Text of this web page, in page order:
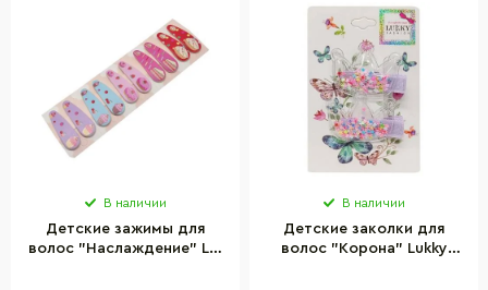
В наличии
Детские зажимы для
волос "Наслаждение" La-
В наличии
Детские заколки для
волос "Корона" Lukky